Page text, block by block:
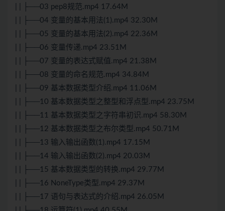
| | ├──03 pep8规范.mp4 17.64M
| | ├──04 变量的基本用法(1).mp4 32.30M
| | ├──05 变量的基本用法(2).mp4 22.36M
| | ├──06 变量传递.mp4 23.51M
| | ├──07 变量的表达式赋值.mp4 21.38M
| | ├──08 变量的命名规范.mp4 34.84M
| | ├──09 基本数据类型介绍.mp4 11.06M
| | ├──10 基本数据类型之整型和浮点型.mp4 23.75M
| | ├──11 基本数据类型之字符串初识.mp4 58.30M
| | ├──12 基本数据类型之布尔类型.mp4 50.71M
| | ├──13 输入输出函数(1).mp4 17.15M
| | ├──14 输入输出函数(2).mp4 20.03M
| | ├──15 基本数据类型的转换.mp4 29.77M
| | ├──16 NoneType类型.mp4 29.37M
| | ├──17 语句与表达式的介绍.mp4 26.05M